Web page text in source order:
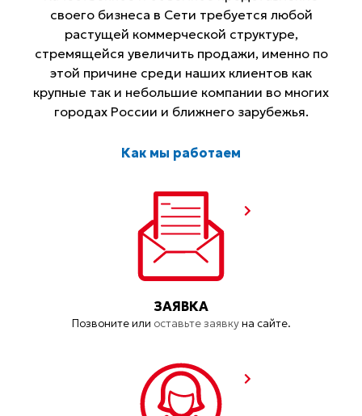
своего бизнеса в Сети требуется любой
растущей коммерческой структуре,
стремящейся увеличить продажи, именно по
этой причине среди наших клиентов как
крупные так и небольшие компании во многих
городах России и ближнего зарубежья.
Как мы работаем
ЗАЯВКА
Позвоните или оставьте заявкуна сайте.